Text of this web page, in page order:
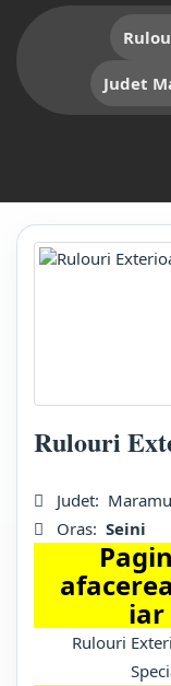
Judet
Rulouri
Judet:
Oras: Seini
iar
Rulouri